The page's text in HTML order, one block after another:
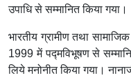
उपाधि से सम्मानित किया गया।
भारतीय ग्रामीण तथा
1999 में पद्मविभूषण से
लिये मनोनीत किया गया।